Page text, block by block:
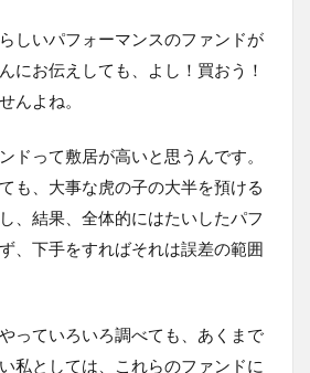
しいパフォーマンスのファンドが
にお伝えしても、よし！買おう！
んよね。
ドって敷居が高いと思うんです。
も、大事な虎の子の大半を預ける
、結果、全体的にはたいしたパフ
、下手をすればそれは誤差の範囲
っていろいろ調べても、あくまで
私としては、これらのファンドに